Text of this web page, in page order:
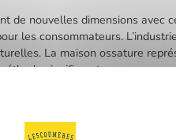
de nouvelles dimensions avec
les consommateurs.
La maison ossature
signifie opter pour un